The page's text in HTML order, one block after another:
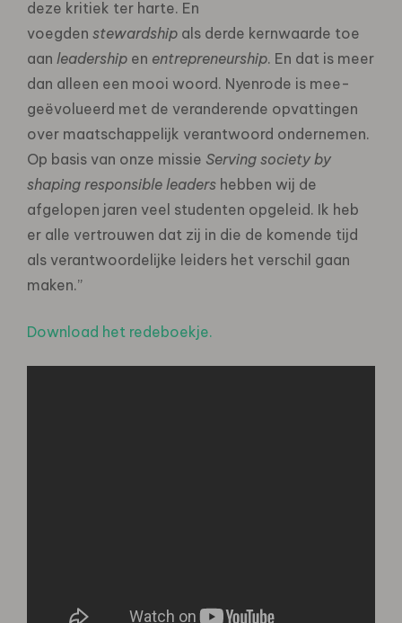
deze kritiek ter harte. En
voegden stewardship als derde kernwaarde toe
aan leadership en entrepreneurship. En dat is meer
dan alleen een mooi woord. Nyenrode is mee-
geëvolueerd met de veranderende opvattingen
over maatschappelijk verantwoord ondernemen.
Op basis van onze missie Serving society by
shaping responsible leaders hebben wij de
afgelopen jaren veel studenten opgeleid. Ik heb
er alle vertrouwen dat zij in die de komende tijd
als verantwoordelijke leiders het verschil gaan
maken.”
Download het redeboekje.